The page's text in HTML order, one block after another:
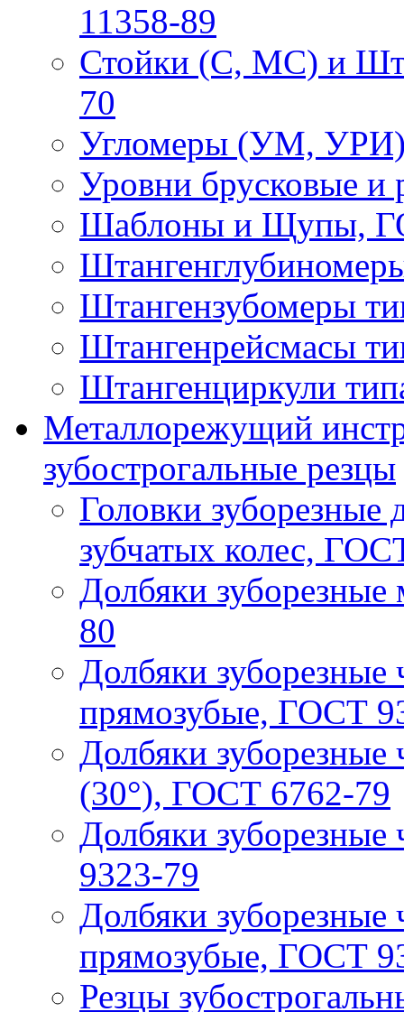
11358-89
Стойки (С, МС) и
70
Угломеры (УМ,
Уровни брусковые
Шаблоны и Щупы,
Штангензубомеры
Штангенрейсмасы
Штангенциркули
Металлорежущий
зубострогальные резцы
Головки зуборезные
зубчатых колес,
Долбяки
80
Долбяки зуборезные
прямозубые, ГОСТ
Долбяки зуборезные
(30°), ГОСТ 6762-79
Долбяки
9323-79
Долбяки
прямозубые, ГОСТ
Резцы